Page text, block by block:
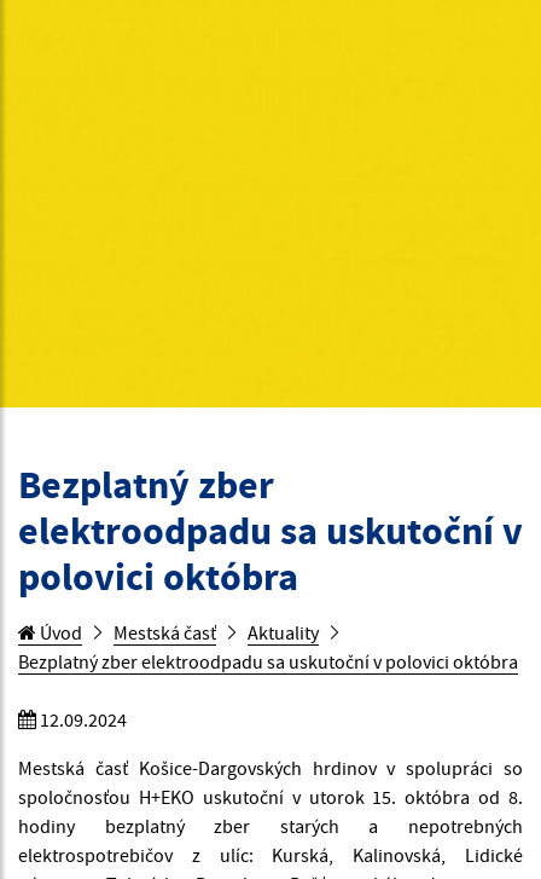
Bezplatný zber
elektroodpadu sa uskutoční v
polovici októbra
Úvod Mestská časť
Aktuality
Bezplatný zber elektroodpadu sa uskutoční v polovici októbra
12.09.2024
Mestská časť Košice-Dargovských hrdinov v spolupráci so
spoločnosťou H+EKO uskutoční v utorok 15. októbra od 8.
hodiny bezplatný zber starých a nepotrebných
elektrospotrebičov z ulíc: Kurská, Kalinovská, Lidické